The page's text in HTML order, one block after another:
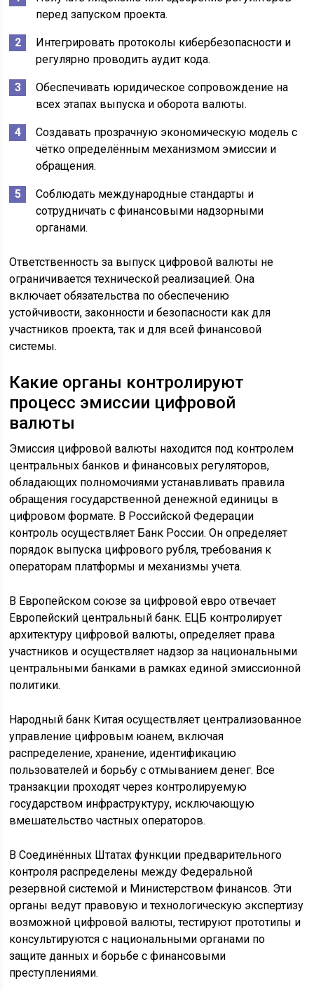
перед запуском проекта.
Интегрировать протоколы кибербезопасности и
регулярно проводить аудит кода.
Обеспечивать юридическое сопровождение на
всех этапах выпуска и оборота валюты.
Создавать прозрачную экономическую модель с
чётко определённым механизмом эмиссии и
обращения.
Соблюдать международные стандарты и
сотрудничать с финансовыми надзорными
органами.
Ответственность за выпуск цифровой валюты не
ограничивается технической реализацией. Она
включает обязательства по обеспечению
устойчивости, законности и безопасности как для
участников проекта, так и для всей финансовой
системы.
Какие органы контролируют
процесс эмиссии цифровой
валюты
Эмиссия цифровой валюты находится под контролем
центральных банков и финансовых регуляторов,
обладающих полномочиями устанавливать правила
обращения государственной денежной единицы в
цифровом формате. В Российской Федерации
контроль осуществляет Банк России. Он определяет
порядок выпуска цифрового рубля, требования к
операторам платформы и механизмы учета.
В Европейском союзе за цифровой евро отвечает
Европейский центральный банк. ЕЦБ контролирует
архитектуру цифровой валюты, определяет права
участников и осуществляет надзор за национальными
центральными банками в рамках единой эмиссионной
политики.
Народный банк Китая осуществляет централизованное
управление цифровым юанем, включая
распределение, хранение, идентификацию
пользователей и борьбу с отмыванием денег. Все
транзакции проходят через контролируемую
государством инфраструктуру, исключающую
вмешательство частных операторов.
В Соединённых Штатах функции предварительного
контроля распределены между Федеральной
резервной системой и Министерством финансов. Эти
органы ведут правовую и технологическую экспертизу
возможной цифровой валюты, тестируют прототипы и
консультируются с национальными органами по
защите данных и борьбе с финансовыми
преступлениями.